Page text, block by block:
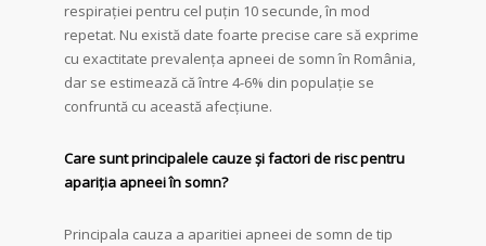
respirației pentru cel puțin 10 secunde, în mod
repetat. Nu există date foarte precise care să exprime
cu exactitate prevalența apneei de somn în România,
dar se estimează că între 4-6% din populație se
confruntă cu această afecțiune.
Care sunt principalele cauze și factori de risc pentru
apariția apneei în somn?
Principala cauza a aparitiei apneei de somn de tip